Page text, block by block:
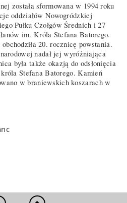
została sformowana w 1994 roku
oddziałów Nowogródzkiej
Pułku Czołgów Średnich i 27
im. Króla Stefana Batorego.
20. rocznicę powstania.
nadał jej wyróżniająca
była także okazją do odsłonięcia
Stefana Batorego. Kamień
w braniewskich koszarach w